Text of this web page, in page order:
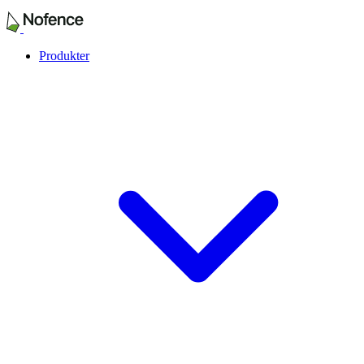
Produkter